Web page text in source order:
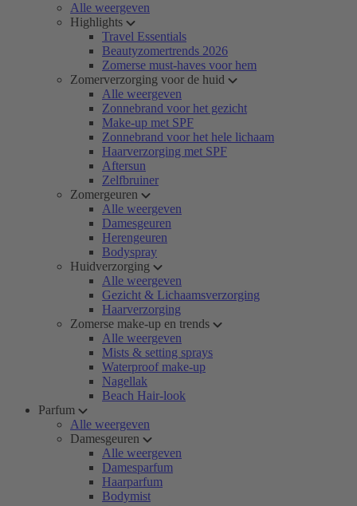
Alle weergeven
Highlights
Travel Essentials
Beautyzomertrends 2026
Zomerse must-haves voor hem
Zomerverzorging voor de huid
Alle weergeven
Zonnebrand voor het gezicht
Make-up met SPF
Zonnebrand voor het hele lichaam
Haarverzorging met SPF
Aftersun
Zelfbruiner
Zomergeuren
Alle weergeven
Damesgeuren
Herengeuren
Bodyspray
Huidverzorging
Alle weergeven
Gezicht & Lichaamsverzorging
Haarverzorging
Zomerse make-up en trends
Alle weergeven
Mists & setting sprays
Waterproof make-up
Nagellak
Beach Hair-look
Parfum
Alle weergeven
Damesgeuren
Alle weergeven
Damesparfum
Haarparfum
Bodymist